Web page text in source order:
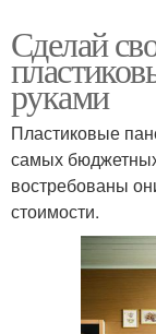
Сделай
руками
Пластиковые
самых
востребованы
стоимости.